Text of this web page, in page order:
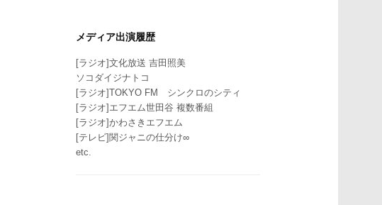
メディア出演履歴
[ラジオ]文化放送 吉田照美
ソコダイジナトコ
[ラジオ]TOKYO FM シンクロのシティ
[ラジオ]エフエム世田谷 複数番組
[ラジオ]かわさきエフエム
[テレビ]関ジャニの仕分け∞
etc.